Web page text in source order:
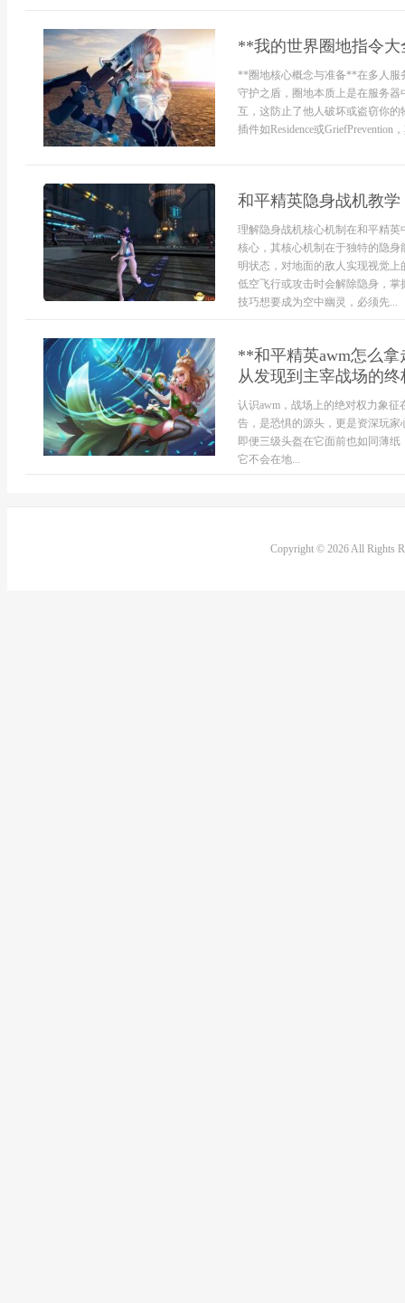
**我的世界圈地指令
**圈地核心概念与准备**在多人服
守护之盾，圈地本质上是在服务
互，这防止了他人破坏或盗窃你
插件如Residence或
和平精英隐身战机教
理解隐身战机核心机制在和平精
核心，其核心机制在于独特的隐
明状态，对地面的敌人实现视觉
低空飞行或攻击时会解除隐身，
技巧想要成为空中幽灵，必须先...
**和平精英awm怎么
从发现到主宰战场的
认识awm，战场上的绝对权力象
告，是恐惧的源头，更是资深玩
即便三级头盔在它面前也如同薄
它不会在地...
Copyright © 2026 All Rights